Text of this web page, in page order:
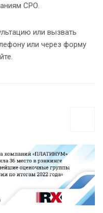
СРО.
или вызвать
или через форму